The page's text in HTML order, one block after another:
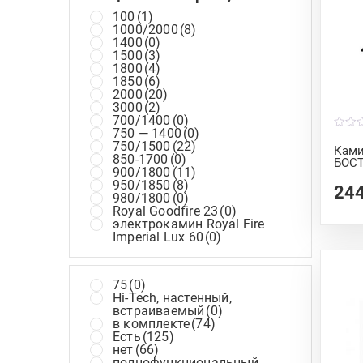
100 (1)
1000/2000 (8)
1400 (0)
1500 (3)
1800 (4)
1850 (6)
2000 (20)
3000 (2)
700/1400 (0)
750 — 1400 (0)
750/1500 (22)
850-1700 (0)
900/1800 (11)
950/1850 (8)
980/1800 (0)
Royal Goodfire 23 (0)
электрокамин Royal Fire
Imperial Lux 60 (0)
75(0)
Hi-Tech, настенный,
встраиваемый (0)
в комплекте(74)
Есть (125)
нет (66)
o
u
t
f
5